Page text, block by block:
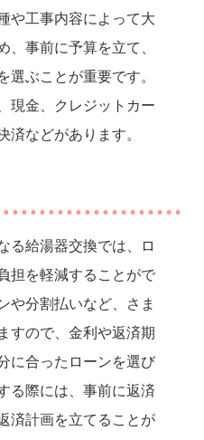
や工事内容によって大
、事前に予算を立て、
選ぶことが重要です。
現金、クレジットカー
済などがあります。
る給湯器交換では、ロ
担を軽減することがで
や分割払いなど、さま
すので、金利や返済期
に合ったローンを選び
る際には、事前に返済
済計画を立てることが